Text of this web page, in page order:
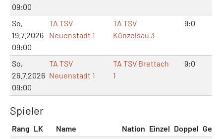
09:00
So,
19.7.2026
09:00
TA TSV
Neuenstadt 1
TA TSV
Künzelsau 3
9:0
So,
26.7.2026
09:00
TA TSV
Neuenstadt 1
TA TSV Brettach
1
9:0
Spieler
Rang LK Name Nation Einzel Doppel